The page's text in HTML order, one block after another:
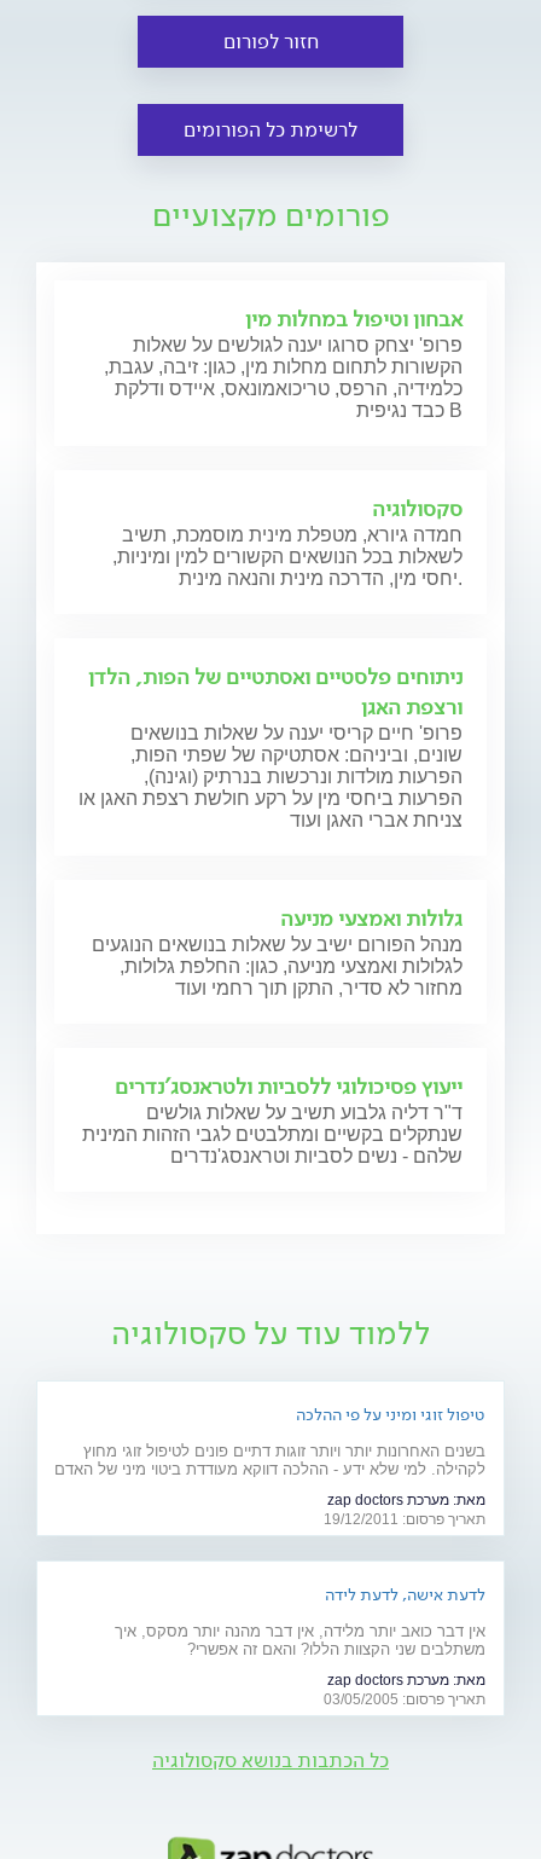
חזור לפורום
לרשימת כל הפורומים
פורומים מקצועיים
אבחון וטיפול במחלות מין
פרופ' יצחק סרוגו יענה לגולשים על שאלות
הקשורות לתחום מחלות מין, כגון: זיבה, עגבת,
כלמידיה, הרפס, טריכואמונאס, איידס ודלקת
כבד נגיפית B
סקסולוגיה
חמדה גיורא, מטפלת מינית מוסמכת, תשיב
לשאלות בכל הנושאים הקשורים למין ומיניות,
יחסי מין, הדרכה מינית והנאה מינית.
ניתוחים פלסטיים ואסתטיים של הפות, הלדן
ורצפת האגן
פרופ' חיים קריסי יענה על שאלות בנושאים
שונים, וביניהם: אסתטיקה של שפתי הפות,
הפרעות מולדות ונרכשות בנרתיק (וגינה),
הפרעות ביחסי מין על רקע חולשת רצפת האגן או
צניחת אברי האגן ועוד
גלולות ואמצעי מניעה
מנהל הפורום ישיב על שאלות בנושאים הנוגעים
לגלולות ואמצעי מניעה, כגון: החלפת גלולות,
מחזור לא סדיר, התקן תוך רחמי ועוד
ייעוץ פסיכולוגי ללסביות ולטראנסג'נדרים
ד"ר דליה גלבוע תשיב על שאלות גולשים
שנתקלים בקשיים ומתלבטים לגבי הזהות המינית
שלהם - נשים לסביות וטראנסג'נדרים
ללמוד עוד על סקסולוגיה
טיפול זוגי ומיני על פי ההלכה
בשנים האחרונות יותר ויותר זוגות דתיים פונים לטיפול זוגי מחוץ
לקהילה. למי שלא ידע - ההלכה דווקא מעודדת ביטוי מיני של האדם
מאת: מערכת zap doctors
תאריך פרסום: 19/12/2011
לדעת אישה, לדעת לידה
אין דבר כואב יותר מלידה, אין דבר מהנה יותר מסקס, איך
משתלבים שני הקצוות הללו? והאם זה אפשרי?
מאת: מערכת zap doctors
תאריך פרסום: 03/05/2005
כל הכתבות בנושא סקסולוגיה